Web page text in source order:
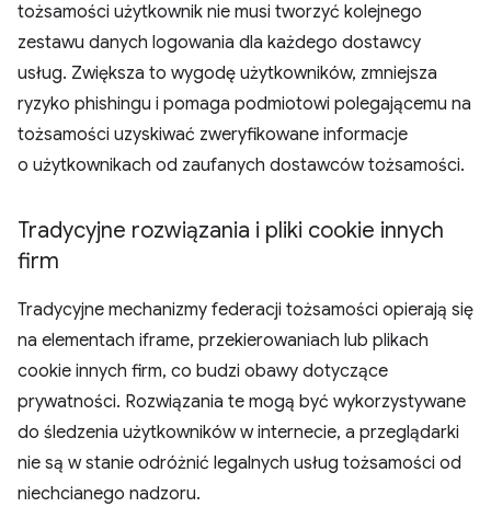
tożsamości użytkownik nie musi tworzyć kolejnego
zestawu danych logowania dla każdego dostawcy
usług. Zwiększa to wygodę użytkowników, zmniejsza
ryzyko phishingu i pomaga podmiotowi polegającemu na
tożsamości uzyskiwać zweryfikowane informacje
o użytkownikach od zaufanych dostawców tożsamości.
Tradycyjne rozwiązania i pliki cookie innych
firm
Tradycyjne mechanizmy federacji tożsamości opierają się
na elementach iframe, przekierowaniach lub plikach
cookie innych firm, co budzi obawy dotyczące
prywatności. Rozwiązania te mogą być wykorzystywane
do śledzenia użytkowników w internecie, a przeglądarki
nie są w stanie odróżnić legalnych usług tożsamości od
niechcianego nadzoru.